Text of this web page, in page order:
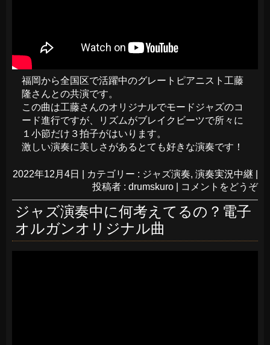
福岡から全国区で活躍中のグレートピアニスト工藤
隆さんとの共演です。
この曲は工藤さんのオリジナルでモードジャズのコ
ード進行ですが、リズムがブレイクビーツで所々に
１小節だけ３拍子がはいります。
激しい演奏に美しさがあるとても好きな演奏です！
2022年12月4日 カテゴリー : ジャズ演奏, 演奏実況中継
投稿者 : drumskuro
コメントをどうぞ
ジャズ演奏中に何考えてるの？電子
オルガンオリジナル曲